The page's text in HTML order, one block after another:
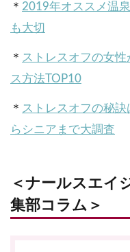
＊ 2019年オススメ温
も大切
＊ ストレスオフの女
ス方法TOP10
＊ ストレスオフの秘
らシニアまで大調査
＜ナールスエイ
集部コラム＞